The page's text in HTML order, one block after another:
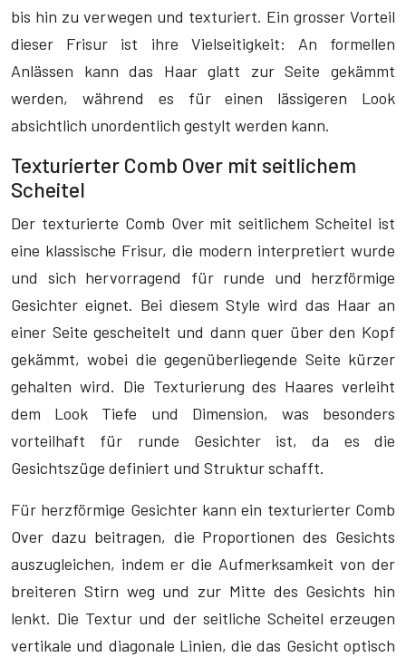
bis hin zu verwegen und texturiert. Ein grosser Vorteil
dieser Frisur ist ihre Vielseitigkeit: An formellen
Anlässen kann das Haar glatt zur Seite gekämmt
werden, während es für einen lässigeren Look
absichtlich unordentlich gestylt werden kann.
Texturierter Comb Over mit seitlichem
Scheitel
Der texturierte Comb Over mit seitlichem Scheitel ist
eine klassische Frisur, die modern interpretiert wurde
und sich hervorragend für runde und herzförmige
Gesichter eignet. Bei diesem Style wird das Haar an
einer Seite gescheitelt und dann quer über den Kopf
gekämmt, wobei die gegenüberliegende Seite kürzer
gehalten wird. Die Texturierung des Haares verleiht
dem Look Tiefe und Dimension, was besonders
vorteilhaft für runde Gesichter ist, da es die
Gesichtszüge definiert und Struktur schafft.
Für herzförmige Gesichter kann ein texturierter Comb
Over dazu beitragen, die Proportionen des Gesichts
auszugleichen, indem er die Aufmerksamkeit von der
breiteren Stirn weg und zur Mitte des Gesichts hin
lenkt. Die Textur und der seitliche Scheitel erzeugen
vertikale und diagonale Linien, die das Gesicht optisch